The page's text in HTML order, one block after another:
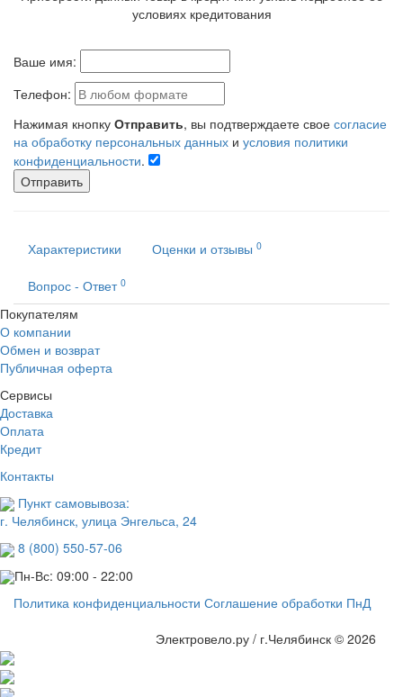
условиях кредитования
Ваше имя:
Телефон:
Нажимая кнопку Отправить, вы подтверждаете свое согласие
на обработку персональных данных и условия политики
конфиденциальности.
Отправить
Характеристики Оценки и отзывы 0
Вопрос - Ответ 0
Покупателям
О компании
Обмен и возврат
Публичная оферта
Сервисы
Доставка
Оплата
Кредит
Контакты
Пункт самовывоза:
г. Челябинск, улица Энгельса, 24
8 (800) 550-57-06
Пн-Вс: 09:00 - 22:00
Политика конфиденциальности Соглашение обработки ПнД
Электровело.ру / г.Челябинск © 2026